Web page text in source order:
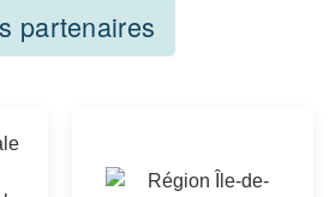
partenaires